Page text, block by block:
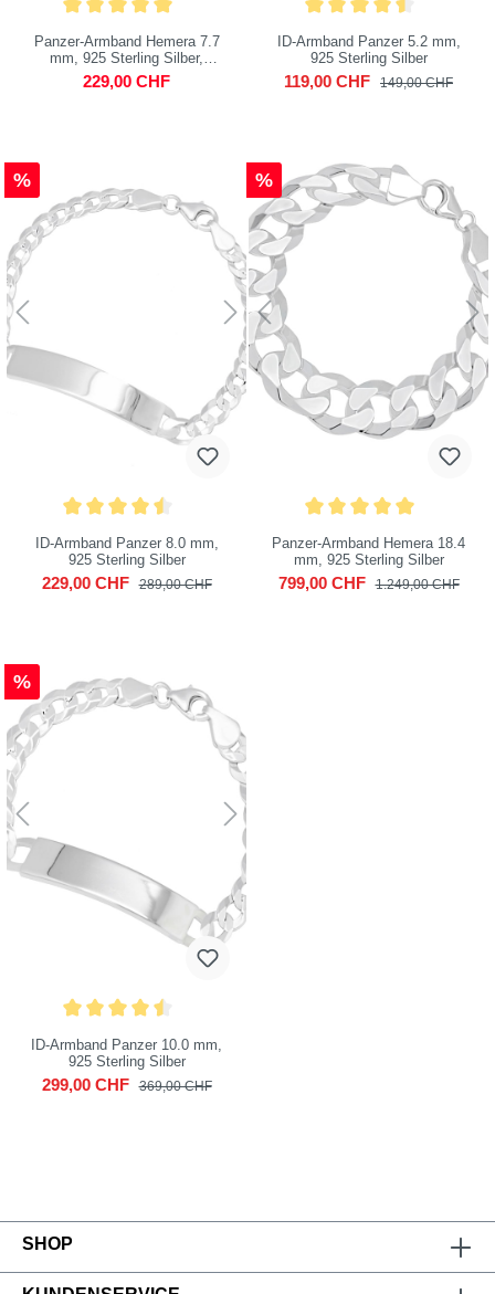
Panzer-Armband Hemera 7.7
mm, 925 Sterling Silber,
vergoldet
229,00 CHF
ID-Armband Panzer 5.2 mm,
925 Sterling Silber
119,00 CHF 149,00 CHF
%
ID-Armband Panzer 8.0 mm,
925 Sterling Silber
229,00 CHF 289,00 CHF
%
Panzer-Armband Hemera 18.4
mm, 925 Sterling Silber
799,00 CHF 1.249,00 CHF
%
ID-Armband Panzer 10.0 mm,
925 Sterling Silber
299,00 CHF 369,00 CHF
SHOP